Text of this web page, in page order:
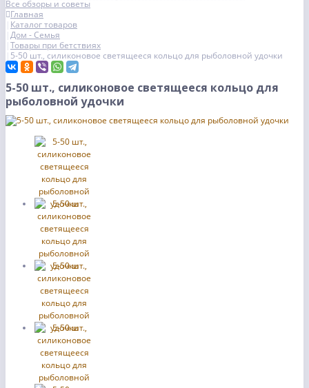
Все обзоры и советы
Главная
Каталог товаров
Дом - Семья
Товары при бетствиях
5-50 шт., силиконовое светящееся кольцо для рыболовной удочки
5-50 шт., силиконовое светящееся кольцо для
рыболовной удочки